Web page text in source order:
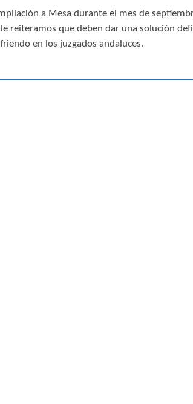
a Mesa durante el mes de
reiteramos que deben dar una solución
en los juzgados andaluces.